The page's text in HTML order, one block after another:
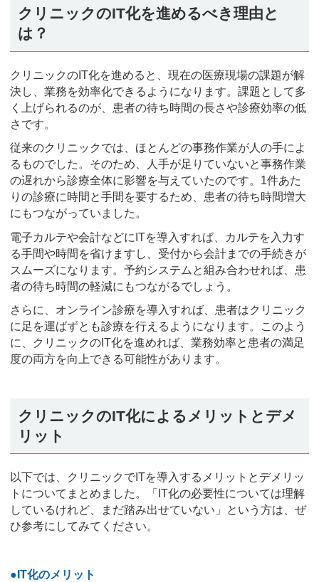
クリニックのIT化を進めるべき理由と
は？
クリニックのIT化を進めると、現在の医療現場の課題が解
決し、業務を効率化できるようになります。課題として多
く上げられるのが、患者の待ち時間の長さや診療効率の低
さです。
従来のクリニックでは、ほとんどの事務作業が人の手によ
るものでした。そのため、人手が足りていないと事務作業
の遅れから診療全体に影響を与えていたのです。1件あた
りの診療に時間と手間を要するため、患者の待ち時間増大
にもつながっていました。
電子カルテや会計などにITを導入すれば、カルテを入力す
る手間や時間を省けますし、受付から会計までの手続きが
スムーズになります。予約システムと組み合わせれば、患
者の待ち時間の軽減にもつながるでしょう。
さらに、オンライン診療を導入すれば、患者はクリニック
に足を運ばずとも診療を行えるようになります。このよう
に、クリニックのIT化を進めれば、業務効率と患者の満足
度の両方を向上できる可能性があります。
クリニックのIT化によるメリットとデメ
リット
以下では、クリニックでITを導入するメリットとデメリッ
トについてまとめました。「IT化の必要性については理解
しているけれど、まだ踏み出せていない」という方は、ぜ
ひ参考にしてみてください。
●IT化のメリット